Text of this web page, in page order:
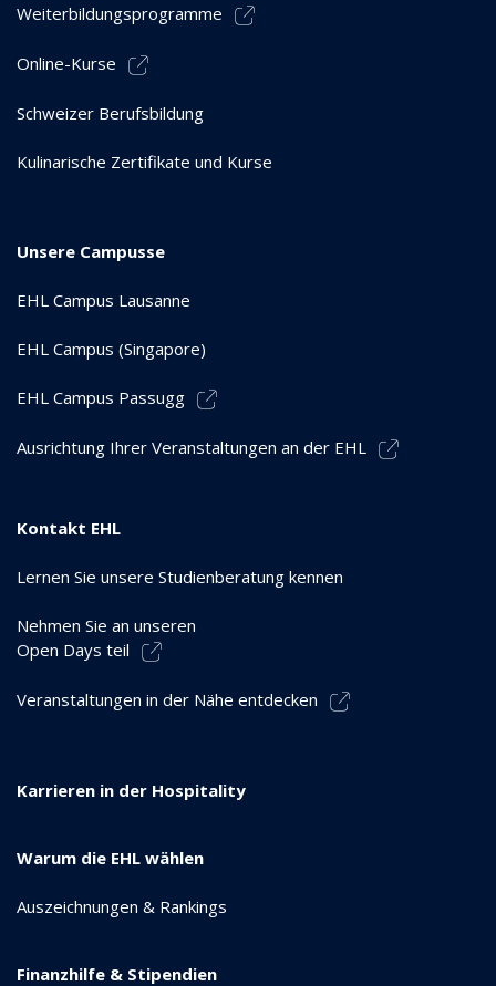
Weiterbildungsprogramme
Online-Kurse
Schweizer Berufsbildung
Kulinarische Zertifikate und Kurse
Unsere Campusse
EHL Campus Lausanne
EHL Campus (Singapore)
EHL Campus Passugg
Ausrichtung Ihrer Veranstaltungen an der EHL
Kontakt EHL
Lernen Sie unsere Studienberatung kennen
Nehmen Sie an unseren
Open Days teil
Veranstaltungen in der Nähe entdecken
Karrieren in der Hospitality
Warum die EHL wählen
Auszeichnungen & Rankings
Finanzhilfe & Stipendien